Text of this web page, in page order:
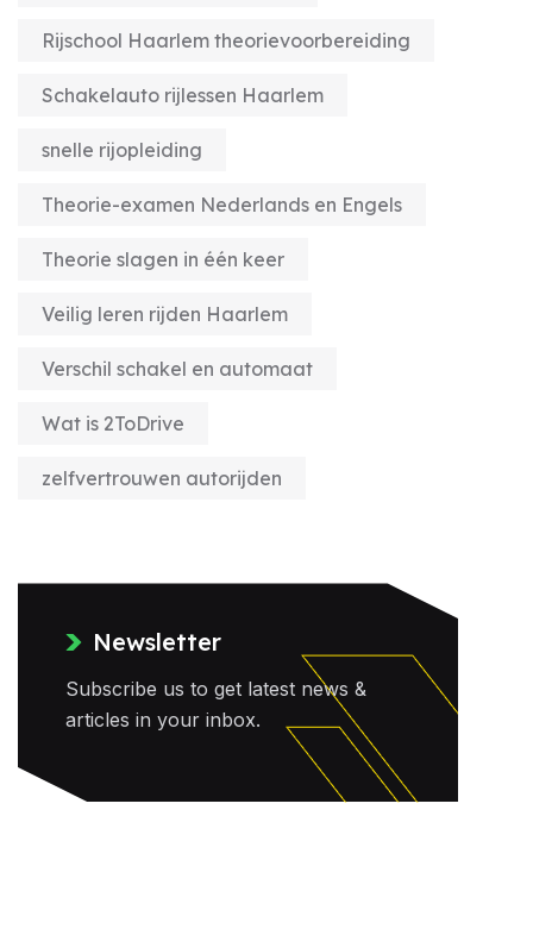
Rijschool Haarlem theorievoorbereiding
Schakelauto rijlessen Haarlem
snelle rijopleiding
Theorie-examen Nederlands en Engels
Theorie slagen in één keer
Veilig leren rijden Haarlem
Verschil schakel en automaat
Wat is 2ToDrive
zelfvertrouwen autorijden
Newsletter
Subscribe us to get latest news &
articles in your inbox.